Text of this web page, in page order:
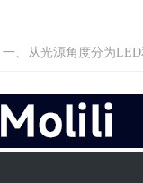
、从光源角度分为